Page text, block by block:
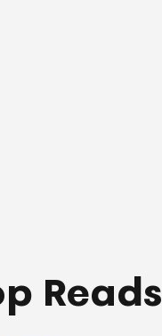
Reads